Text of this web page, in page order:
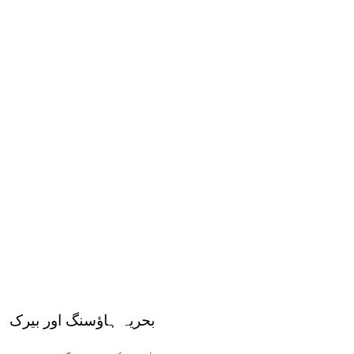
بحریہ ہاؤسنگ اور بیرک